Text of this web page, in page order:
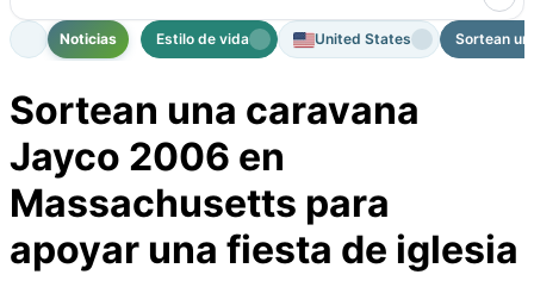
Noticias Estilo de vida United States Sortean
Sortean una caravana
Jayco 2006 en
Massachusetts para
apoyar una fiesta de iglesia